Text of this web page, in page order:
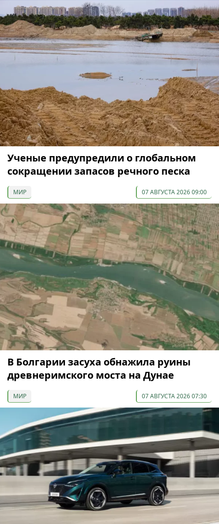
Ученые предупредили о глобальном
сокращении запасов речного песка
МИР 07 АВГУСТА 2026 09:00
В Болгарии засуха обнажила руины
древнеримского моста на Дунае
МИР 07 АВГУСТА 2026 07:30